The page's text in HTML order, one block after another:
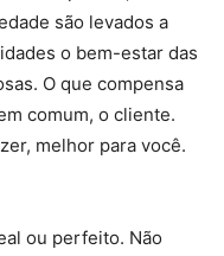
são levados a
o bem-estar das
O que compensa
comum, o cliente.
melhor para você.
ou perfeito. Não